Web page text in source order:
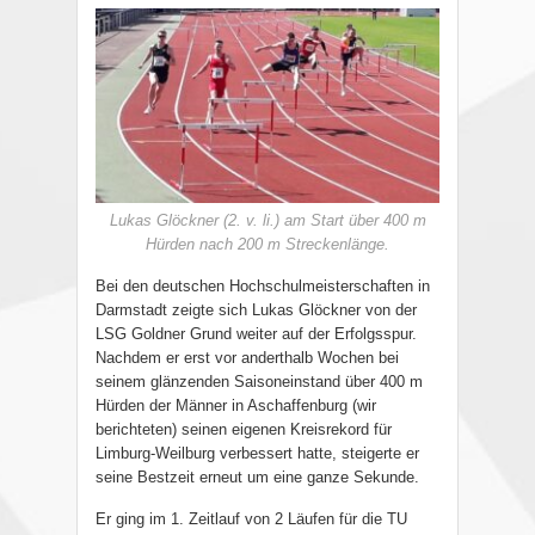
Lukas Glöckner (2. v. li.) am Start über 400 m
Hürden nach 200 m Streckenlänge.
Bei den deutschen Hochschulmeisterschaften in
Darmstadt zeigte sich Lukas Glöckner von der
LSG Goldner Grund weiter auf der Erfolgsspur.
Nachdem er erst vor anderthalb Wochen bei
seinem glänzenden Saisoneinstand über 400 m
Hürden der Männer in Aschaffenburg (wir
berichteten) seinen eigenen Kreisrekord für
Limburg-Weilburg verbessert hatte, steigerte er
seine Bestzeit erneut um eine ganze Sekunde.
Er ging im 1. Zeitlauf von 2 Läufen für die TU